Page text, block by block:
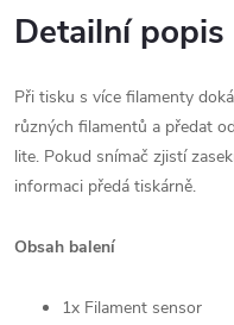
Detailní
Při tisku s více filamenty
různých filamentů a předat
lite. Pokud snímač zjistí
informaci předá tiskárně.
Obsah balení
1x Filament sensor